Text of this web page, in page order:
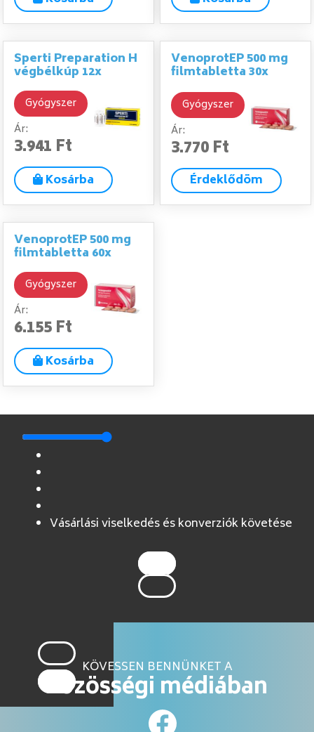
Sperti Preparation H
végbélkúp 12x
Gyógyszer
Ár:
3.941 Ft
Kosárba
VenoprotEP 500 mg
filmtabletta 30x
Gyógyszer
Ár:
3.770 Ft
Érdeklődöm
VenoprotEP 500 mg
filmtabletta 60x
Gyógyszer
Ár:
6.155 Ft
Kosárba
Vásárlási viselkedés és konverziók követése
KÖVESSEN BENNÜNKET A
közösségi médiában